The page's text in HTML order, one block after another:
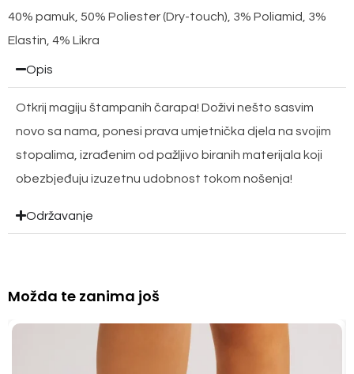
40% pamuk, 50% Poliester (Dry-touch), 3% Poliamid, 3%
Elastin, 4% Likra
Opis
Otkrij magiju štampanih čarapa! Doživi nešto sasvim
novo sa nama, ponesi prava umjetnička djela na svojim
stopalima, izrađenim od pažljivo biranih materijala koji
obezbjeđuju izuzetnu udobnost tokom nošenja!
Održavanje
Možda te zanima još